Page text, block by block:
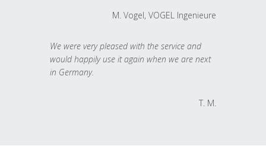
M. Vogel, VOGEL Ingenieure
We were very pleased with the service and
would happily use it again when we are next
in Germany.
T. M.